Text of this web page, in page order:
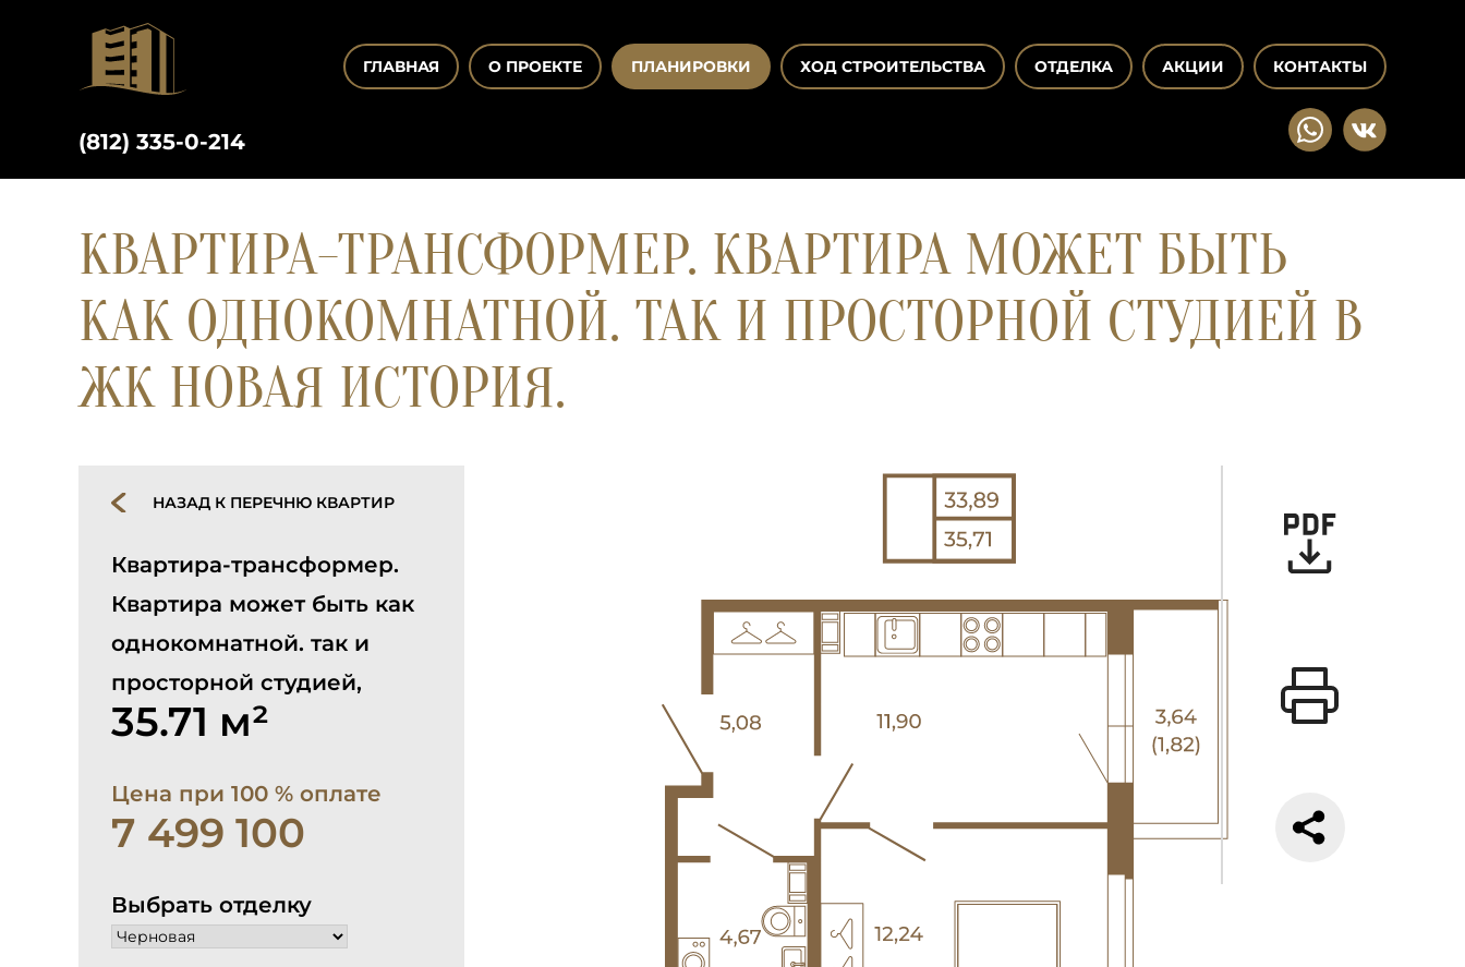
ГЛАВНАЯ О ПРОЕКТЕ ПЛАНИРОВКИ ХОД СТРОИТЕЛЬСТВА ОТДЕЛКА АКЦИИ КОНТАКТЫ
(812) 335-0-214
КВАРТИРА-ТРАНСФОРМЕР. КВАРТИРА МОЖЕТ БЫТЬ
КАК ОДНОКОМНАТНОЙ. ТАК И ПРОСТОРНОЙ СТУДИЕЙ В
ЖК НОВАЯ ИСТОРИЯ.
НАЗАД К ПЕРЕЧНЮ КВАРТИР
Квартира-трансформер.
Квартира может быть как
однокомнатной. так и
просторной студией,
35.71 м²
Цена при 100 % оплате
7 499 100
Выбрать отделку